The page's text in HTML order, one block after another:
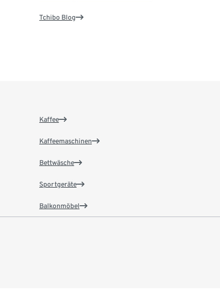
Tchibo Blog
Kaffee
Kaffeemaschinen
Bettwäsche
Sportgeräte
Balkonmöbel